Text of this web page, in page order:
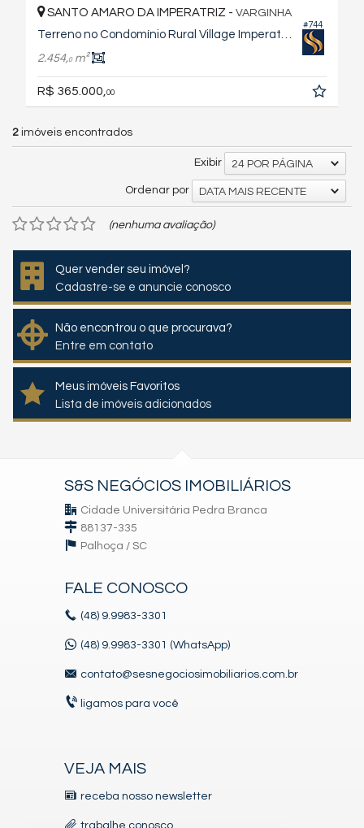
#744
SANTO AMARO DA IMPERATRIZ - VARGINHA
2.454,0m²
R$ 365.000,00
2 imóveis encontrados
Exibir 24 POR PÁGINA
Ordenar por DATA MAIS RECENTE
(nenhuma avaliação)
Quer vender seu imóvel?
Cadastre-se e anuncie conosco
Não encontrou o que procurava?
Entre em contato
Meus imóveis Favoritos
Lista de imóveis adicionados
S&S NEGÓCIOS IMOBILIÁRIOS
Cidade Universitária Pedra Branca
88137-335
Palhoça / SC
FALE CONOSCO
(48) 9.9983-3301
(48) 9.9983-3301 (WhatsApp)
contato@sesnegociosimobiliarios.com.br
ligamos para você
VEJA MAIS
receba nosso newsletter